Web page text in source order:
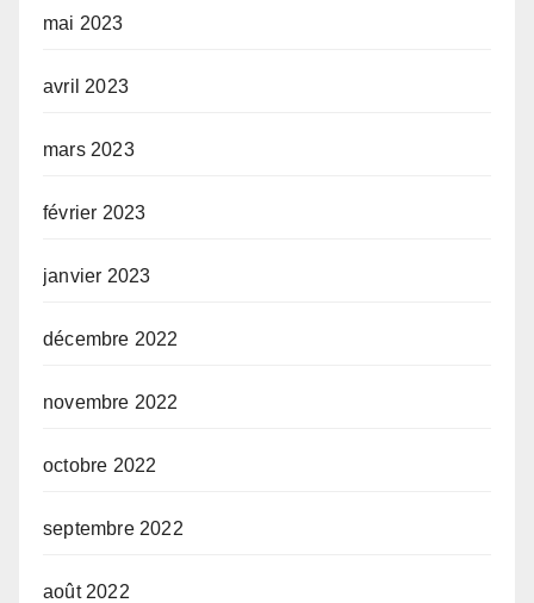
mai 2023
avril 2023
mars 2023
février 2023
janvier 2023
décembre 2022
novembre 2022
octobre 2022
septembre 2022
août 2022